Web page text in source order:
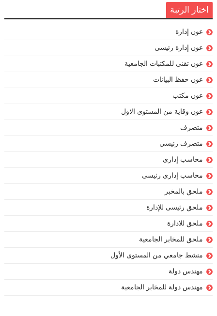
اختار الرتبة
عون إدارة
عون إدارة رئيسى
عون تقني للمكتبات الجامعية
عون حفظ البيانات
عون مكتب
عون وقاية من المستوى الاول
متصرف
متصرف رئيسي
محاسب إدارى
محاسب إدارى رئيسى
ملحق بالمخبر
ملحق رئيسى للإدارة
ملحق للادارة
ملحق للمخابر الجامعية
منشط جامعي من المستوى الأول
مهندس دولة
مهندس دولة للمخابر الجامعية